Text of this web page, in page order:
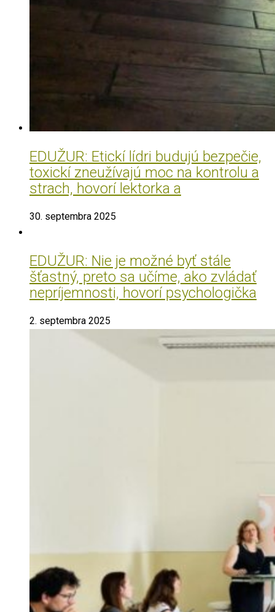
EDUŽUR: Etickí lídri budujú bezpečie,
toxickí zneužívajú moc na kontrolu a
strach, hovorí lektorka a
30. septembra 2025
EDUŽUR: Nie je možné byť stále
šťastný, preto sa učíme, ako zvládať
nepríjemnosti, hovorí psychologička
2. septembra 2025